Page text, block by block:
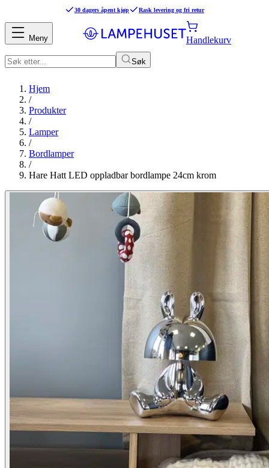
30 dagers åpent kjøp Rask levering og fri retur
Søk
Handlekurv
Meny
Hjem
/
Produkter
/
Lamper
/
Bordlamper
/
Hare Hatt LED oppladbar bordlampe 24cm krom